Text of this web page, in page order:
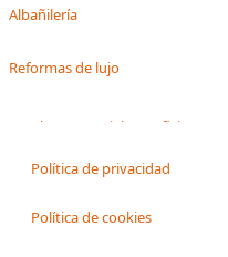
Albañilería
Reformas de lujo
Política de privacidad
Política de cookies